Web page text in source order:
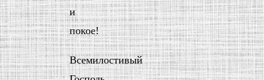
и
покое!
Всемилостивый